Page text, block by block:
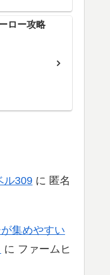
ロー攻略
ル309 に 匿名
集めやすい
に ファームヒ